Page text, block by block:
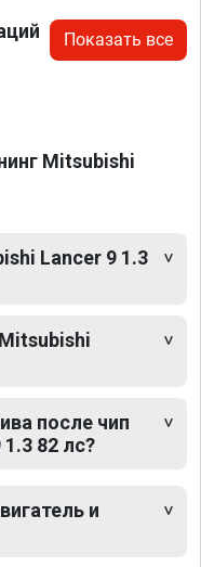
Показать все
Mitsubishi
Lancer 9 1.3
после чип
82 лс?
и